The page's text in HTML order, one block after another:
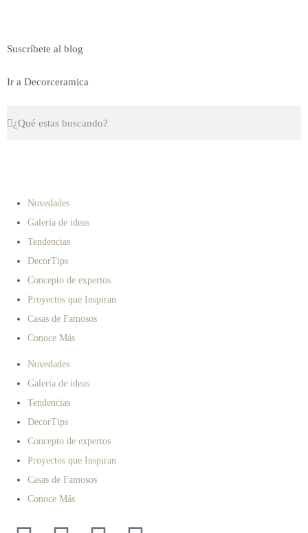
Suscríbete al blog
Ir a Decorceramica
Novedades
Galería de ideas
Tendencias
DecorTips
Concepto de expertos
Proyectos que Inspiran
Casas de Famosos
Conoce Más
Novedades
Galería de ideas
Tendencias
DecorTips
Concepto de expertos
Proyectos que Inspiran
Casas de Famosos
Conoce Más